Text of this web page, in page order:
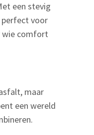
een stevig
perfect voor
wie comfort
maar
een wereld